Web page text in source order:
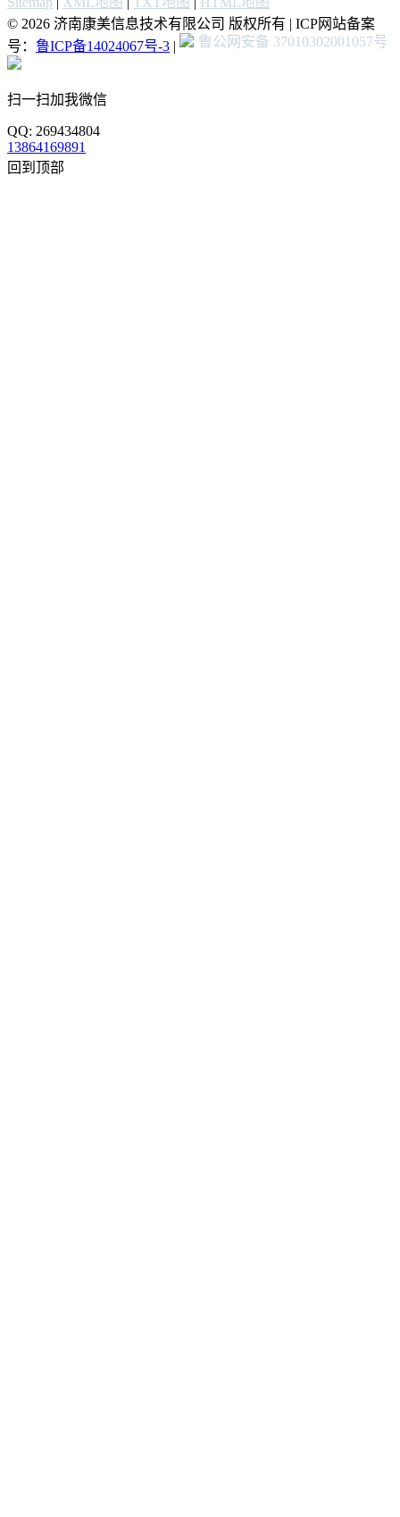
© 2026 济南康美信息技术有限公司 版权所有 | ICP网站备案
号： 鲁ICP备14024067号-3 | 鲁公网安备 37010302001057号
扫一扫加我微信
QQ: 269434804
13864169891
回到顶部